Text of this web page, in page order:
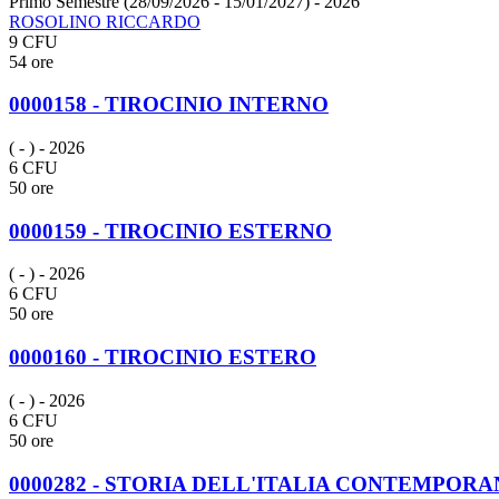
ROSOLINO RICCARDO
9 CFU
54 ore
0000158 - TIROCINIO INTERNO
( - ) - 2026
6 CFU
50 ore
0000159 - TIROCINIO ESTERNO
( - ) - 2026
6 CFU
50 ore
0000160 - TIROCINIO ESTERO
( - ) - 2026
6 CFU
50 ore
0000282 - STORIA DELL'ITALIA